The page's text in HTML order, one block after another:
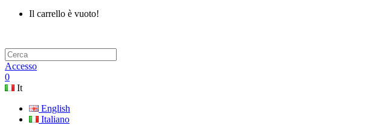
Il carrello è vuoto!
Accesso
0
It
English
Italiano